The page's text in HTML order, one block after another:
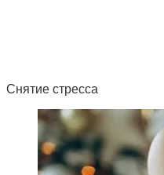
Снятие стресса